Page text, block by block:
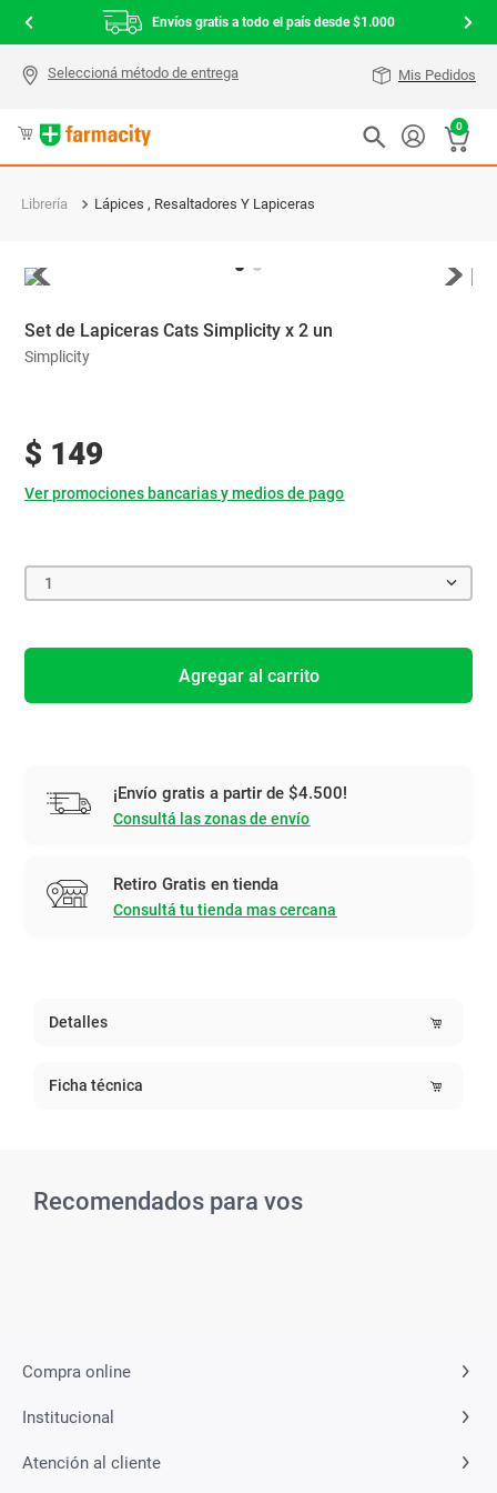
Envíos gratis a todo el país desde $1.000
Mis Pedidos
0
Librería Lápices , Resaltadores Y Lapiceras
Set de Lapiceras Cats Simplicity x 2 un
Simplicity
$ 149
Ver promociones bancarias y medios de pago
1
Agregar al carrito
¡Envío gratis a partir de $4.500!
Consultá las zonas de envío
Retiro Gratis en tienda
Consultá tu tienda mas cercana
Detalles
Ficha técnica
Recomendados para vos